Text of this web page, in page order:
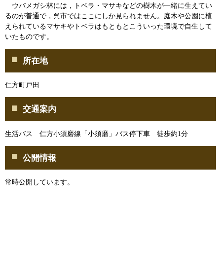
ウバメガシ林には，トベラ・マサキなどの樹木が一緒に生えてい
るのが普通で，呉市ではここにしか見られません。庭木や公園に植
えられているマサキやトベラはもともとこういった環境で自生して
いたものです。
所在地
仁方町戸田
交通案内
生活バス 仁方小須磨線「小須磨」バス停下車 徒歩約1分
公開情報
常時公開しています。